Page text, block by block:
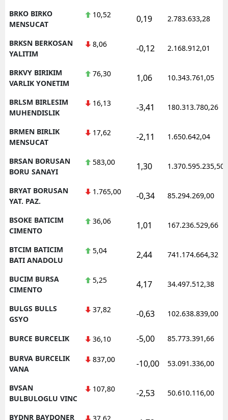
BRKO BIRKO
MENSUCAT
10,52 0,19 2.783.633,28
BRKSN BERKOSAN
YALITIM
8,06 -0,12 2.168.912,01
BRKVY BIRIKIM
VARLIK YONETIM
76,30 1,06 10.343.761,05
BRLSM BIRLESIM
MUHENDISLIK
16,13 -3,41 180.313.780,26
BRMEN BIRLIK
MENSUCAT
17,62 -2,11 1.650.642,04
BRSAN BORUSAN
BORU SANAYI
583,00 1,30 1.370.595.235,50
BRYAT BORUSAN
YAT. PAZ.
1.765,00 -0,34 85.294.269,00
BSOKE BATICIM
CIMENTO
36,06 1,01 167.236.529,66
BTCIM BATICIM
BATI ANADOLU
5,04 2,44 741.174.664,32
BUCIM BURSA
CIMENTO
5,25 4,17 34.497.512,38
BULGS BULLS
GSYO
37,82 -0,63 102.638.839,00
BURCE BURCELIK 36,10 -5,00 85.773.391,66
BURVA BURCELIK
VANA
837,00 -10,00 53.091.336,00
BVSAN
BULBULOGLU VINC
107,80 -2,53 50.610.116,00
BYDNR BAYDONER 37,62